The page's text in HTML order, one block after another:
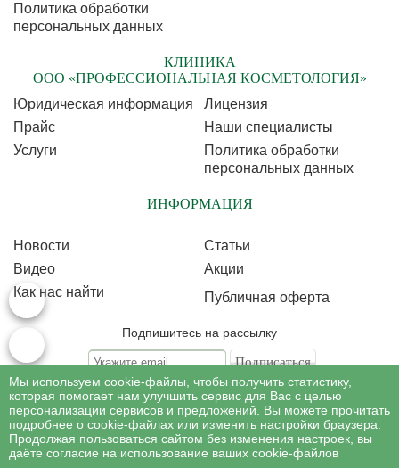
Политика обработки
персональных данных
КЛИНИКА
ООО «ПРОФЕССИОНАЛЬНАЯ КОСМЕТОЛОГИЯ»
Юридическая информация
Лицензия
Прайс
Наши специалисты
Услуги
Политика обработки
персональных данных
ИНФОРМАЦИЯ
Новости
Статьи
Видео
Акции
Как нас найти
Публичная оферта
Подпишитесь на рассылку
Подписываясь на рассылку, Вы соглашаетесь c условиями политикиобработки
персональных данных
©Профессиональная косметология, 2007 - 2026
Все права на материалы сайта www.profcosmetology.ru охраняются в
Мы используем cookie-файлы, чтобы получить статистику,
которая помогает нам улучшить сервис для Вас с целью
персонализации сервисов и предложений. Вы можете прочитать
подробнее о cookie-файлах или изменить настройки браузера.
Продолжая пользоваться сайтом без изменения настроек, вы
даёте согласие на использование ваших cookie-файлов